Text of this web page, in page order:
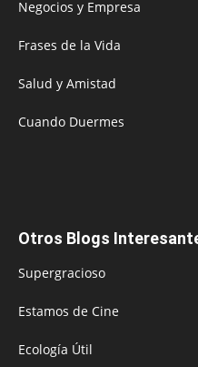
Negocios y Empresa
Frases de la Vida
Salud y Amistad
Cuando Duermes
Otros Blogs
Supergracioso
Estamos de Cine
Ecología Útil